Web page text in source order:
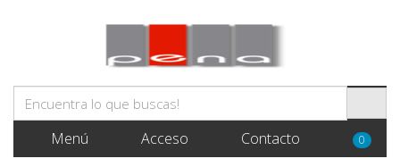
Menú Acceso Contacto 0